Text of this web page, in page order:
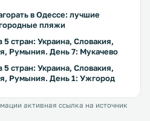
в Одессе: лучшие
пляжи
стран: Украина, Словакия,
Румыния. День 7: Мукачево
стран: Украина, Словакия,
Румыния. День 1: Ужгород
активная ссылка на источник